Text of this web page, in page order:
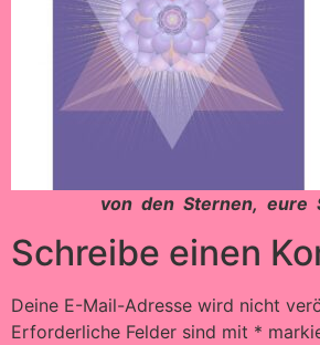
von den Sternen, eure
Schreibe einen
Deine E-Mail-Adresse wird nicht
Erforderliche Felder sind mit *